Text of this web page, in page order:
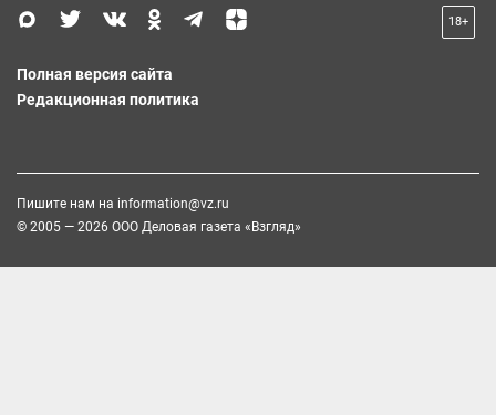
18+
Полная версия сайта
Редакционная политика
Пишите нам на information@vz.ru
© 2005 — 2026 ООО Деловая газета «Взгляд»